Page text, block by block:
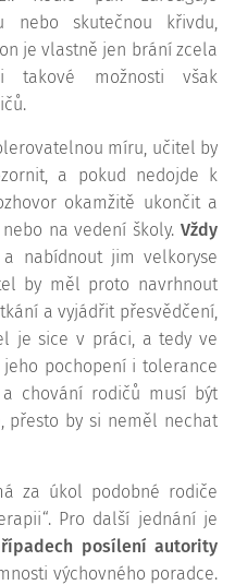
nebo skutečnou křivdu,
je vlastně jen brání zcela
takové možnosti však
míru, učitel by
a pokud nedojde k
okamžitě ukončit a
na vedení školy. Vždy
a nabídnout jim velkoryse
by měl proto navrhnout
a vyjádřit přesvědčení,
je sice v práci, a tedy ve
pochopení i tolerance
chování rodičů musí být
přesto by si neměl nechat
za úkol podobné rodiče
Pro další jednání je
posílení autority
výchovného poradce.